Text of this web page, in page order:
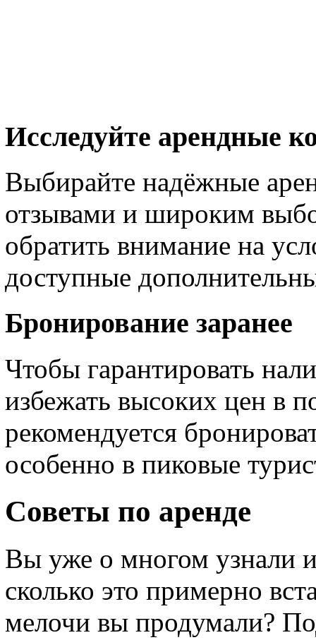
Исследуйте арендные
Выбирайте надёжные
отзывами и широким
обратить внимание на
доступные
Бронирование заранее
Чтобы гарантировать
избежать высоких цен в
рекомендуется
особенно в пиковые
Советы по аренде
Вы уже о многом узнали
сколько это примерно
мелочи вы продумали?